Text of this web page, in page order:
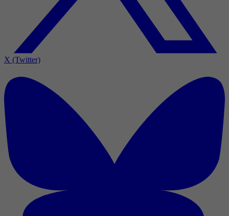
X (Twitter)